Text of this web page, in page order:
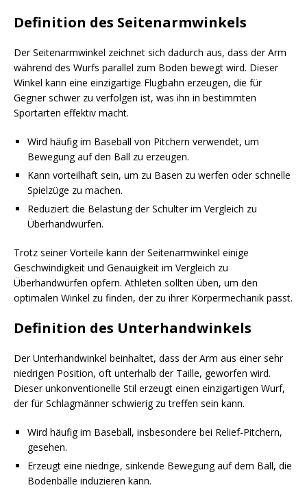
Definition des Seitenarmwinkels
Der Seitenarmwinkel zeichnet sich dadurch aus, dass der Arm
während des Wurfs parallel zum Boden bewegt wird. Dieser
Winkel kann eine einzigartige Flugbahn erzeugen, die für
Gegner schwer zu verfolgen ist, was ihn in bestimmten
Sportarten effektiv macht.
Wird häufig im Baseball von Pitchern verwendet, um
Bewegung auf den Ball zu erzeugen.
Kann vorteilhaft sein, um zu Basen zu werfen oder schnelle
Spielzüge zu machen.
Reduziert die Belastung der Schulter im Vergleich zu
Überhandwürfen.
Trotz seiner Vorteile kann der Seitenarmwinkel einige
Geschwindigkeit und Genauigkeit im Vergleich zu
Überhandwürfen opfern. Athleten sollten üben, um den
optimalen Winkel zu finden, der zu ihrer Körpermechanik passt.
Definition des Unterhandwinkels
Der Unterhandwinkel beinhaltet, dass der Arm aus einer sehr
niedrigen Position, oft unterhalb der Taille, geworfen wird.
Dieser unkonventionelle Stil erzeugt einen einzigartigen Wurf,
der für Schlagmänner schwierig zu treffen sein kann.
Wird häufig im Baseball, insbesondere bei Relief-Pitchern,
gesehen.
Erzeugt eine niedrige, sinkende Bewegung auf dem Ball, die
Bodenbälle induzieren kann.